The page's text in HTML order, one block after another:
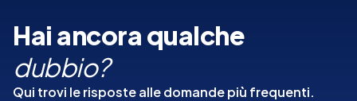
Hai ancora qualche
dubbio?
Qui trovi le risposte alle domande più frequenti.